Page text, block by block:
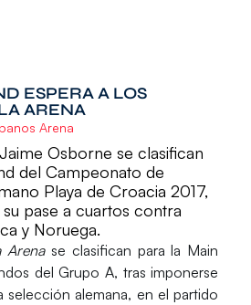
ESPERA A LOS
ARENA
Arena
Osborne se clasifican
del Campeonato de
Playa de Croacia 2017,
pase a cuartos contra
y Noruega.
Arena se clasifican para la Main
del Grupo A, tras imponerse
selección alemana, en el partido